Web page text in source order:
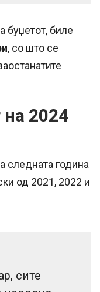
буџетот, биле
, со што се
на 2024
следната година
од 2021, 2022 и
сите